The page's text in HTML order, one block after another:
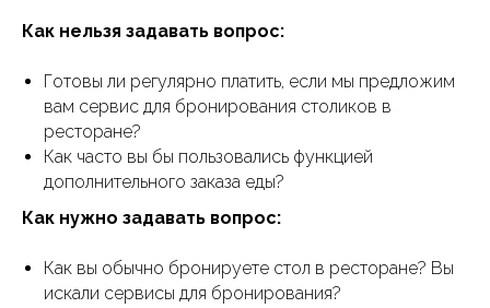
Как нельзя задавать вопрос:
Готовы ли регулярно платить, если мы предложим
вам сервис для бронирования столиков в
ресторане?
Как часто вы бы пользовались функцией
дополнительного заказа еды?
Как нужно задавать вопрос:
Как вы обычно бронируете стол в ресторане? Вы
искали сервисы для бронирования?